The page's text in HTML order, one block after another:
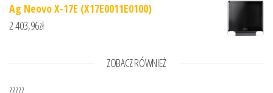
Ag Neovo X-17E (X17E0011E0100)
2 403,96zł
ZOBACZ RÓWNIEŻ
zzzzz